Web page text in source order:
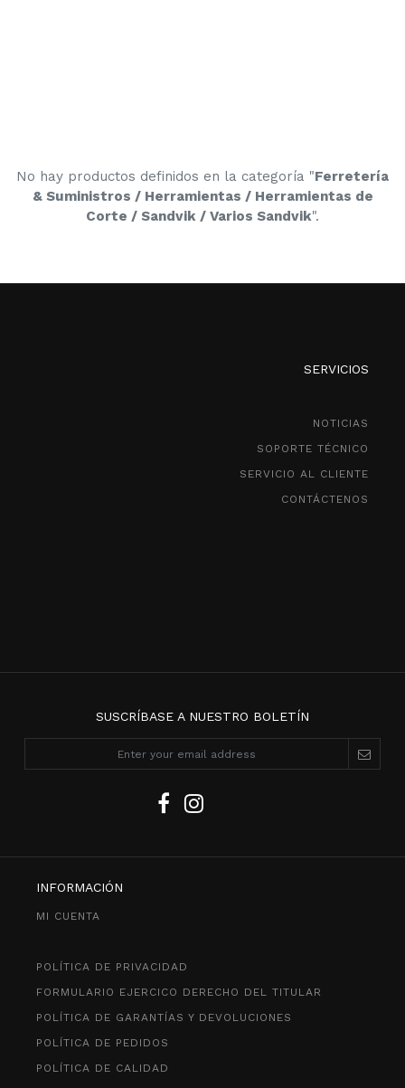
No hay productos definidos en la categoría "Ferretería
& Suministros / Herramientas / Herramientas de
Corte / Sandvik / Varios Sandvik".
SERVICIOS
NOTICIAS
SOPORTE TÉCNICO
SERVICIO AL CLIENTE
CONTÁCTENOS
SUSCRÍBASE A NUESTRO BOLETÍN
INFORMACIÓN
MI CUENTA
POLÍTICA DE PRIVACIDAD
FORMULARIO EJERCICO DERECHO DEL TITULAR
POLÍTICA DE GARANTÍAS Y DEVOLUCIONES
POLÍTICA DE PEDIDOS
POLÍTICA DE CALIDAD